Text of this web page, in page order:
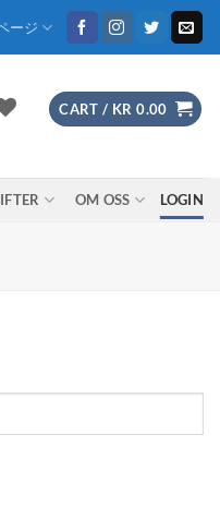
ージ
CART / KR 0.00
OM OSS LOGIN